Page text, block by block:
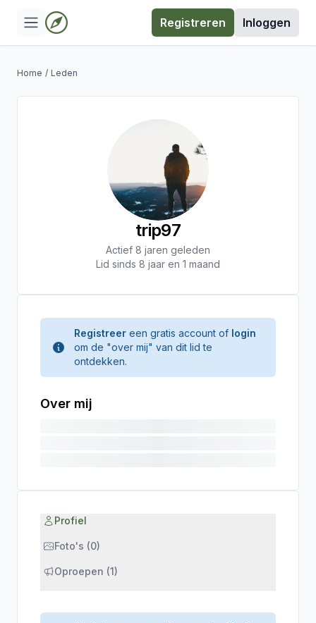
Registreren Inloggen
Home / Leden
trip97
Actief 8 jaren geleden
Lid sinds 8 jaar en 1 maand
Registreer een gratis account of login
om de "over mij" van dit lid te
ontdekken.
Over mij
Profiel
Foto's (0)
Oproepen (1)